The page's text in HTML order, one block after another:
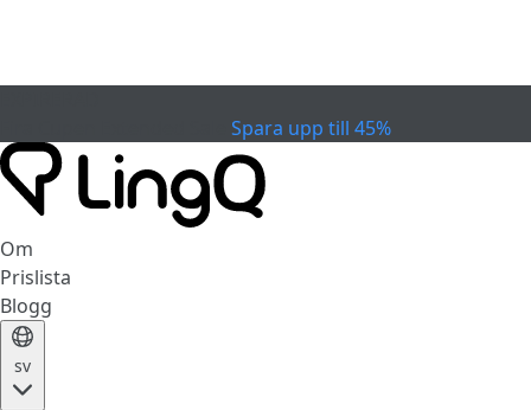
Spara upp till 45%
Om
Prislista
Blogg
sv